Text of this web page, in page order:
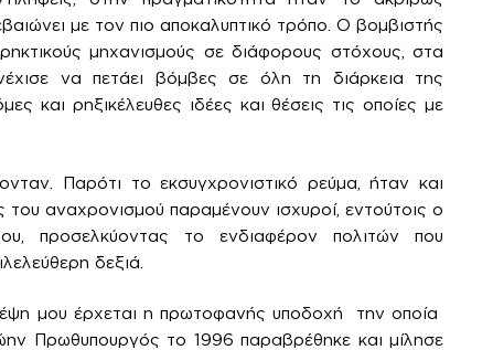
με τον πιο αποκαλυπτικό τρόπο. Ο βομβιστής
μηχανισμούς σε διάφορους στόχους, στα
να πετάει βόμβες σε όλη τη διάρκεια της
και ρηξικέλευθες ιδέες και θέσεις τις οποίες με
Παρότι το εκσυγχρονιστικό ρεύμα, ήταν και
του αναχρονισμού παραμένουν ισχυροί, εντούτοις ο
προσελκύοντας το ενδιαφέρον πολιτών που
δεξιά.
μου έρχεται η πρωτοφανής υποδοχή την οποία
Πρωθυπουργός το 1996 παραβρέθηκε και μίλησε